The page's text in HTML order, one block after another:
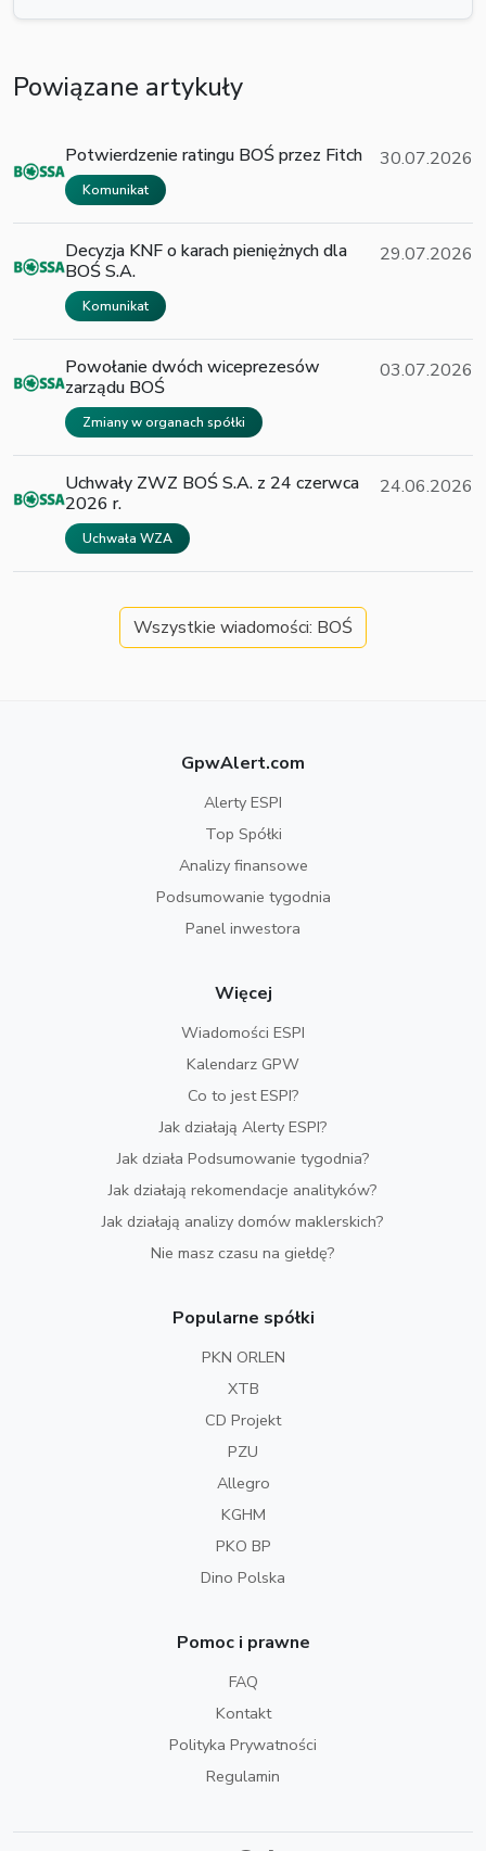
Powiązane artykuły
Potwierdzenie ratingu BOŚ przez Fitch
Komunikat
30.07.2026
Decyzja KNF o karach pieniężnych dla
BOŚ S.A.
Komunikat
29.07.2026
Powołanie dwóch wiceprezesów
zarządu BOŚ
Zmiany w organach spółki
03.07.2026
Uchwały ZWZ BOŚ S.A. z 24 czerwca
2026 r.
Uchwała WZA
24.06.2026
Wszystkie wiadomości: BOŚ
GpwAlert.com
Alerty ESPI
Top Spółki
Analizy finansowe
Podsumowanie tygodnia
Panel inwestora
Więcej
Wiadomości ESPI
Kalendarz GPW
Co to jest ESPI?
Jak działają Alerty ESPI?
Jak działa Podsumowanie tygodnia?
Jak działają rekomendacje analityków?
Jak działają analizy domów maklerskich?
Nie masz czasu na giełdę?
Popularne spółki
PKN ORLEN
XTB
CD Projekt
PZU
Allegro
KGHM
PKO BP
Dino Polska
Pomoc i prawne
FAQ
Kontakt
Polityka Prywatności
Regulamin